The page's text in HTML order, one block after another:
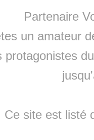
Partenaire
un amateur
protagonistes
Ce site est listé